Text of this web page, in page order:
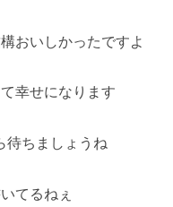
おいしかったですよ
幸せになります
待ちましょうね
てるねぇ